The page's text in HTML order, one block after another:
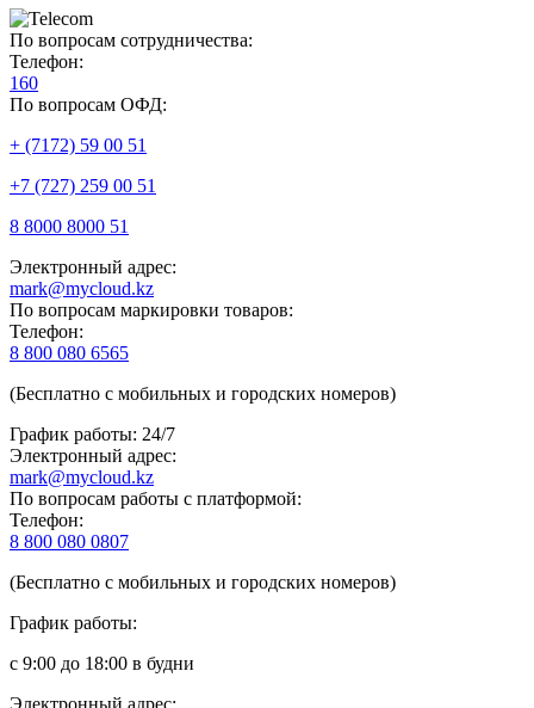
По вопросам сотрудничества:
Телефон:
160
По вопросам ОФД:
+ (7172) 59 00 51
+7 (727) 259 00 51
8 8000 8000 51
Электронный адрес:
mark@mycloud.kz
По вопросам маркировки товаров:
Телефон:
8 800 080 6565
(Бесплатно с мобильных и городских номеров)
График работы: 24/7
Электронный адрес:
mark@mycloud.kz
По вопросам работы с платформой:
Телефон:
8 800 080 0807
(Бесплатно с мобильных и городских номеров)
График работы:
с 9:00 до 18:00 в будни
Электронный адрес: